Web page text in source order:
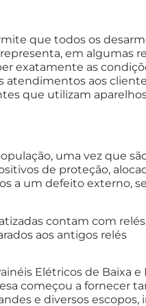
que todos os
em algumas
exatamente as
atendimentos aos
que utilizam
uma vez que
de proteção,
a um defeito externo,
contam com
aos antigos relés
Elétricos de Baixa e
começou a fornecer
e diversos escopos,